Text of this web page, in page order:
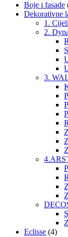
Boje i fasade
Dekorativne
1.
2.
3.
Eclisse (4)